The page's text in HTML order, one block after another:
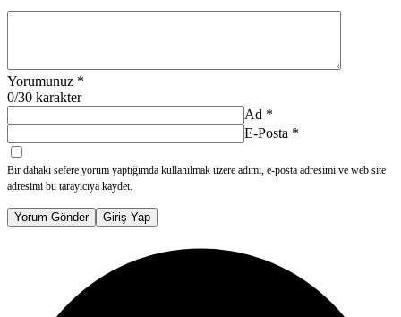
Yorumunuz *
0/30 karakter
Ad *
E-Posta *
Bir dahaki sefere yorum yaptığımda kullanılmak üzere adımı, e-posta adresimi ve web site
adresimi bu tarayıcıya kaydet.
Yorum Gönder Giriş Yap